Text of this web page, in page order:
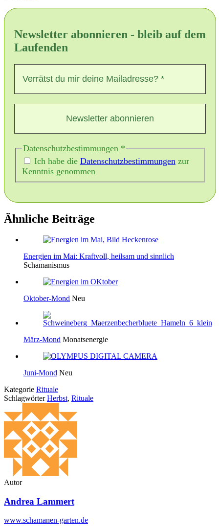
Newsletter abonnieren - bleib auf dem
Laufenden
Datenschutzbestimmungen *
Ich habe die Datenschutzbestimmungen zur
Kenntnis genommen
Ähnliche Beiträge
Energien im Mai: Kraftvoll, heilsam und sinnlich
Schamanismus
Oktober-Mond Neu
März-Mond Monatsenergie
Juni-Mond Neu
Kategorie Rituale
SchlagwörterHerbst, Rituale
Autor
Andrea Lammert
www.schamanen-garten.de